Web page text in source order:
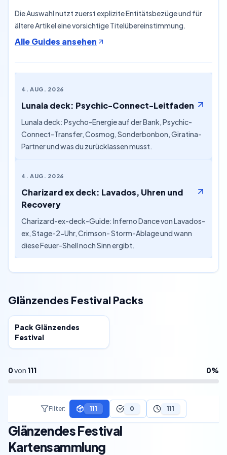
Die Auswahl nutzt zuerst explizite Entitätsbezüge und für
ältere Artikel eine vorsichtige Titelübereinstimmung.
Alle Guides ansehen
4. AUG. 2026
Lunala deck: Psychic-Connect-Leitfaden
Lunala deck: Psycho-Energie auf der Bank, Psychic-
Connect-Transfer, Cosmog, Sonderbonbon, Giratina-
Partner und was du zurücklassen musst.
4. AUG. 2026
Charizard ex deck: Lavados, Uhren und
Recovery
Charizard-ex-deck-Guide: Inferno Dance von Lavados-
ex, Stage-2-Uhr, Crimson- Storm-Ablage und wann
diese Feuer-Shell noch Sinn ergibt.
Glänzendes Festival Packs
Special
Pack Glänzendes
Festival
0von 111 0%
Filter: 111 0 111
Glänzendes Festival
Kartensammlung